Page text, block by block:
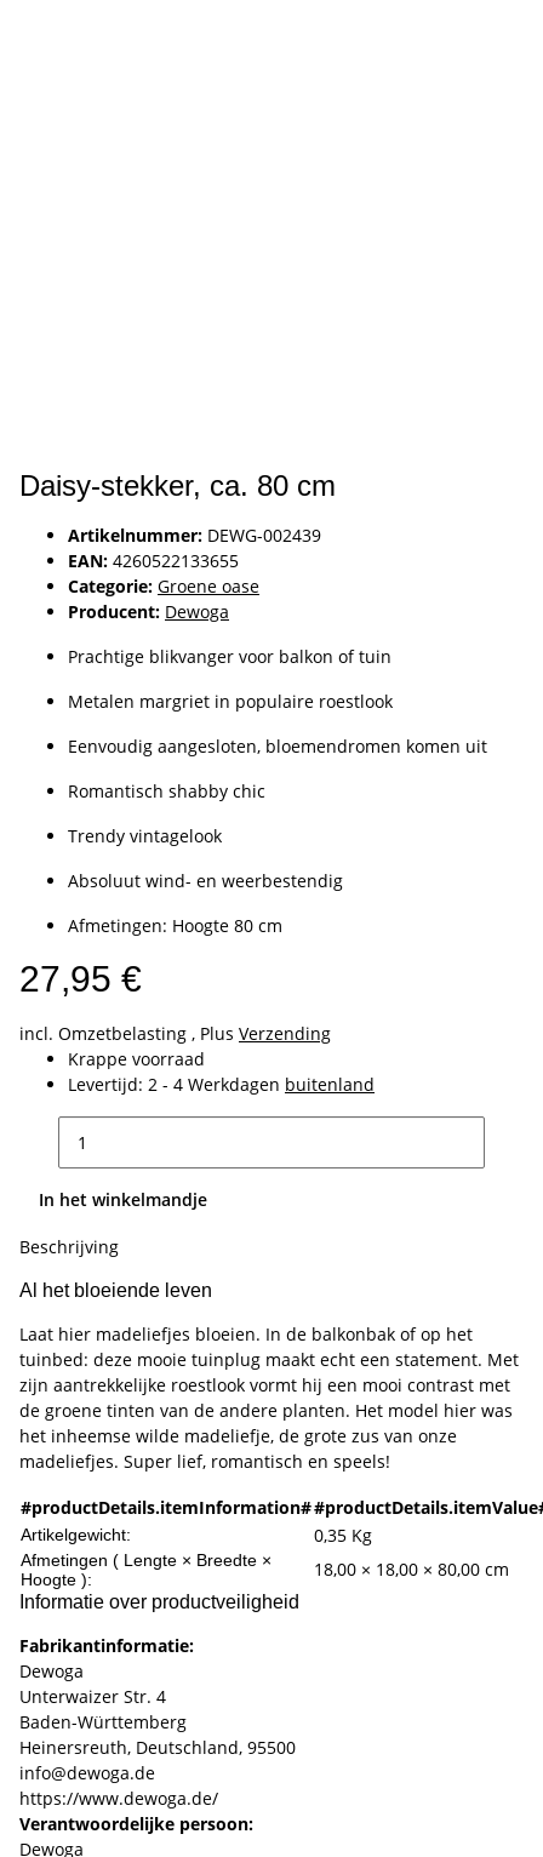
Daisy-stekker, ca. 80 cm
Artikelnummer: DEWG-002439
EAN: 4260522133655
Categorie: Groene oase
Producent: Dewoga
Prachtige blikvanger voor balkon of tuin
Metalen margriet in populaire roestlook
Eenvoudig aangesloten, bloemendromen komen uit
Romantisch shabby chic
Trendy vintagelook
Absoluut wind- en weerbestendig
Afmetingen: Hoogte 80 cm
27,95 €
incl. Omzetbelasting , Plus Verzending
Krappe voorraad
Levertijd: 2 - 4 Werkdagen buitenland
In het winkelmandje
Beschrijving
Al het bloeiende leven
Laat hier madeliefjes bloeien. In de balkonbak of op het
tuinbed: deze mooie tuinplug maakt echt een statement. Met
zijn aantrekkelijke roestlook vormt hij een mooi contrast met
de groene tinten van de andere planten. Het model hier was
het inheemse wilde madeliefje, de grote zus van onze
madeliefjes. Super lief, romantisch en speels!
#productDetails.itemInformation#
Artikelgewicht: 0,35 Kg
Afmetingen ( Lengte × Breedte ×
Hoogte ):
18,00 × 18,00 × 80,00 cm
Informatie over productveiligheid
Fabrikantinformatie:
Dewoga
Unterwaizer Str. 4
Baden-Württemberg
Heinersreuth, Deutschland, 95500
info@dewoga.de
https://www.dewoga.de/
Verantwoordelijke persoon:
Dewoga